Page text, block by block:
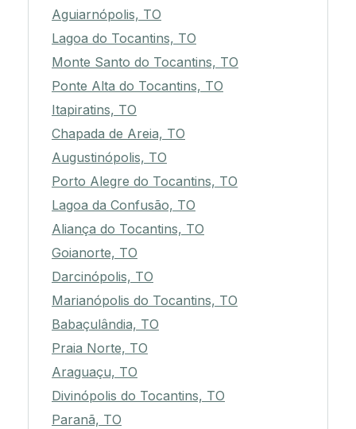
Aguiarnópolis, TO
Lagoa do Tocantins, TO
Monte Santo do Tocantins, TO
Ponte Alta do Tocantins, TO
Itapiratins, TO
Chapada de Areia, TO
Augustinópolis, TO
Porto Alegre do Tocantins, TO
Lagoa da Confusão, TO
Aliança do Tocantins, TO
Goianorte, TO
Darcinópolis, TO
Marianópolis do Tocantins, TO
Babaçulândia, TO
Praia Norte, TO
Araguaçu, TO
Divinópolis do Tocantins, TO
Paranã, TO